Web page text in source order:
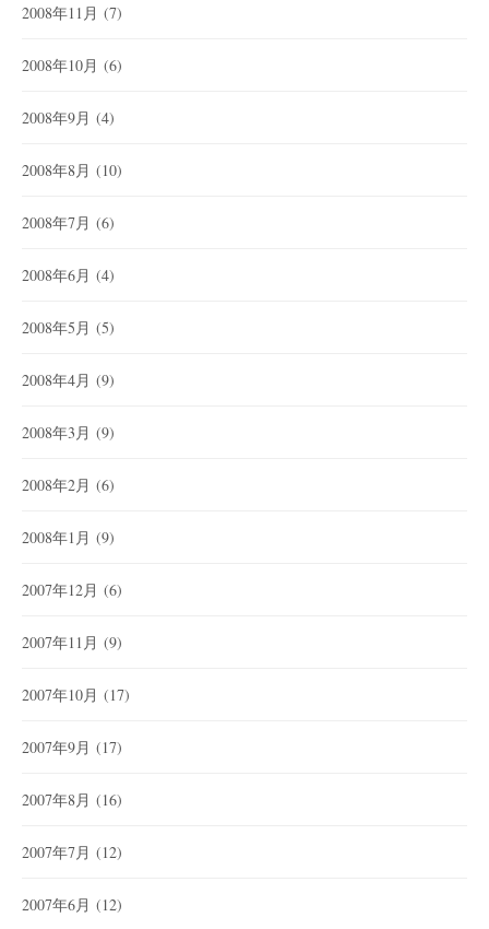
2008年11月 (7)
2008年10月 (6)
2008年9月 (4)
2008年8月 (10)
2008年7月 (6)
2008年6月 (4)
2008年5月 (5)
2008年4月 (9)
2008年3月 (9)
2008年2月 (6)
2008年1月 (9)
2007年12月 (6)
2007年11月 (9)
2007年10月 (17)
2007年9月 (17)
2007年8月 (16)
2007年7月 (12)
2007年6月 (12)